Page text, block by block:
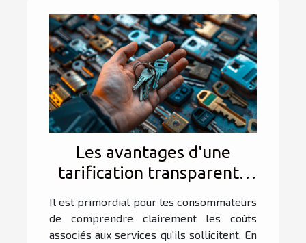
Les avantages d'une
tarification transparente
Il est primordial pour les consommateurs
de comprendre clairement les coûts
associés aux services qu'ils sollicitent. En